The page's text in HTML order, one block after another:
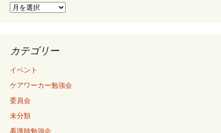
月
カ
イ
ブ
カテゴリー
イベント
ケアワーカー勉強会
委員会
未分類
看護師勉強会